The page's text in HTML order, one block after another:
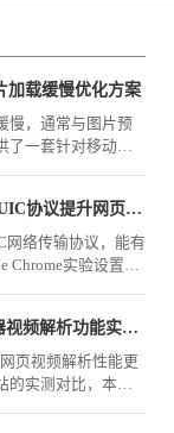
加载缓慢优化方案
慢，通常与图片预
一套针对移动网
google Chrome怎么开启QUIC协议提升网页加载速度
网络传输协议，能有
实验设置页
QQ 浏览器对比小米浏览器视频解析功能实测谁更好用
页视频解析性能更
的实测对比，本文